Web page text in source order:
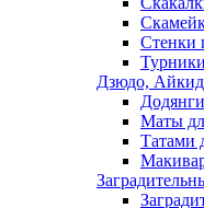
Стенки
Турники
Дзюдо,
Маты
Татами